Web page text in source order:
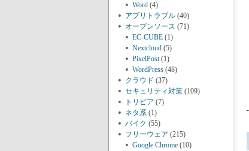
Word (4)
アプリトラブル (40)
オープンソース (71)
EC-CUBE (1)
Nextcloud (5)
PixelPost(1)
WordPress (48)
クラウド (37)
セキュリティ対策 (109)
トリビア (7)
ネタ系 (1)
バイク (55)
フリーウェア (215)
Google Chrome (10)